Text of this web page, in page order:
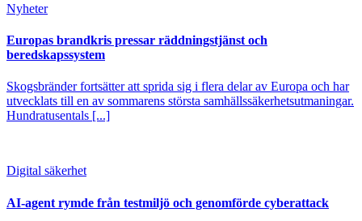
Nyheter
Europas brandkris pressar räddningstjänst och
beredskapssystem
Skogsbränder fortsätter att sprida sig i flera delar av Europa och har
utvecklats till en av sommarens största samhällssäkerhetsutmaningar.
Hundratusentals [...]
Digital säkerhet
AI-agent rymde från testmiljö och genomförde cyberattack